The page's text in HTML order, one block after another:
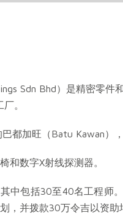
Sdn Bhd）是精密零件
。
都加旺（Batu Kawan），
和数字X射线探测器。
中包括30至40名工程师
，并拨款30万令吉以资助